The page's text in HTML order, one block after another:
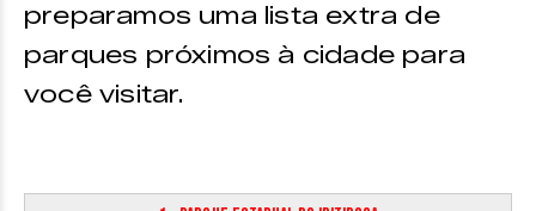
preparamos uma lista extra de
parques próximos à cidade para
você visitar.